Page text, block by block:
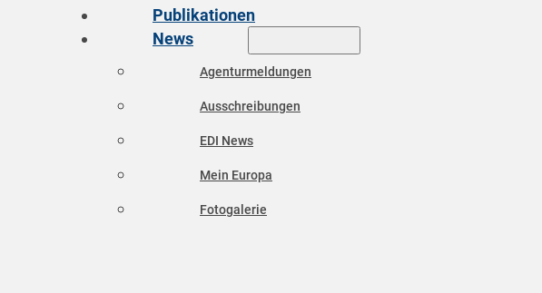
Publikationen
News
Agenturmeldungen
Ausschreibungen
EDI News
Mein Europa
Fotogalerie